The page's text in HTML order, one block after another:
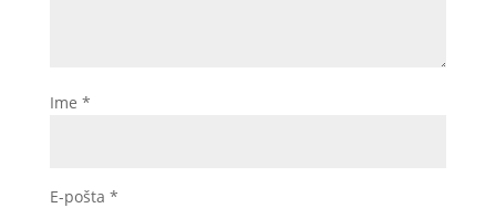
Ime *
E-pošta *